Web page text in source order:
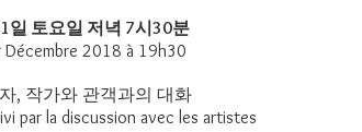
일 토요일 저녁 7시30분
Décembre 2018 à 19h30
, 작가와 관객과의 대화
par la discussion avec les artistes